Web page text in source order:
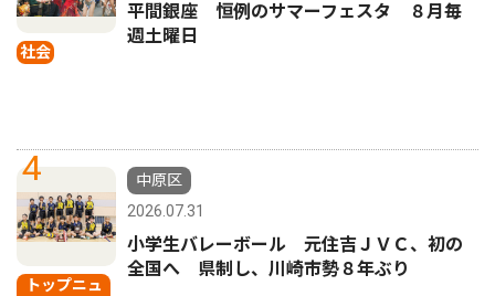
社会
平間銀座 恒例のサマーフェスタ ８月毎
週土曜日
4
トップニュ
中原区
2026.07.31
小学生バレーボール 元住吉ＪＶＣ、初の
全国へ 県制し、川崎市勢８年ぶり